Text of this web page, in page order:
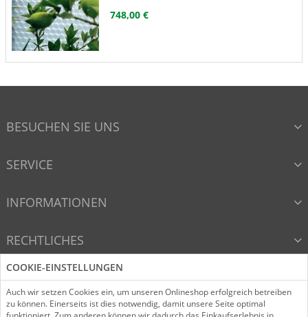
748,00 €
BESUCHEN SIE UNS
SERVICE
INFORMATIONEN
RECHTLICHES
VERTRAG WIDERRUFEN
COOKIE-EINSTELLUNGEN
Auch wir setzen Cookies ein, um unseren Onlineshop erfolgreich betreiben
zu können. Einerseits ist dies notwendig, damit unsere Seite optimal